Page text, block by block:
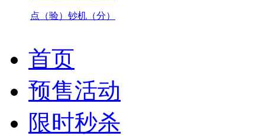
点（验）钞机（分）
首页
预售活动
限时秒杀